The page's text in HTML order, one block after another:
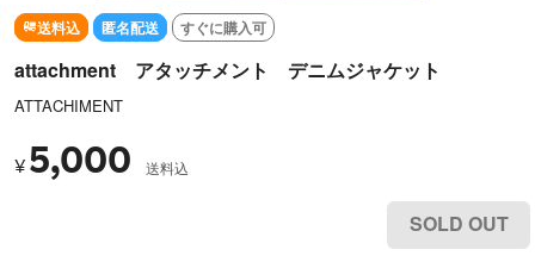
送料込 匿名配送 すぐに購入可
attachment アタッチメント デニムジャケット
ATTACHIMENT
¥ 5,000 送料込
SOLD OUT